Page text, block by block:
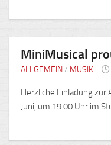
MiniMusical
ALLGEMEIN/ MUSIK
Herzliche Einladung zur
Juni, um 19.00 Uhr im